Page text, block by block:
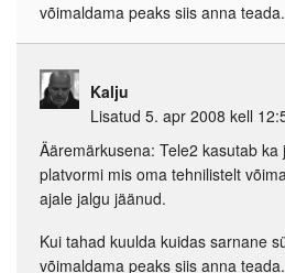
võimaldama peaks siis anna teada.
Kalju
Lisatud 5. apr 2008 kell
Ääremärkusena: Tele2 kasutab
platvormi mis oma tehnilistelt
ajale jalgu jäänud.
Kui tahad kuulda kuidas sarnane
võimaldama peaks siis anna teada.